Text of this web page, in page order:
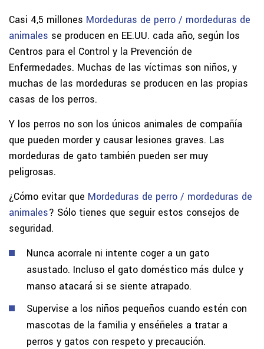
Casi 4,5 millones Mordeduras de perro / mordeduras de
animales se producen en EE.UU. cada año, según los
Centros para el Control y la Prevención de
Enfermedades. Muchas de las víctimas son niños, y
muchas de las mordeduras se producen en las propias
casas de los perros.
Y los perros no son los únicos animales de compañía
que pueden morder y causar lesiones graves. Las
mordeduras de gato también pueden ser muy
peligrosas.
¿Cómo evitar que Mordeduras de perro / mordeduras de
animales? Sólo tienes que seguir estos consejos de
seguridad.
Nunca acorrale ni intente coger a un gato
asustado. Incluso el gato doméstico más dulce y
manso atacará si se siente atrapado.
Supervise a los niños pequeños cuando estén con
mascotas de la familia y enséñeles a tratar a
perros y gatos con respeto y precaución.